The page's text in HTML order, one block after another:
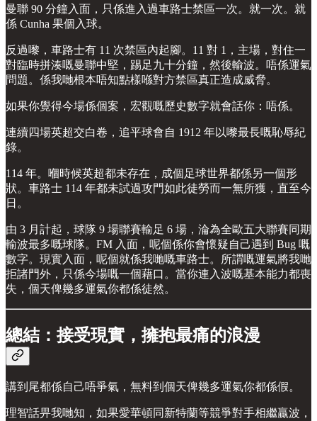
曼聯 90 分鐘入面，只係進入過車路士禁區一次。就一次。就
係 Cunha 果個入球。
反過嚟，車路士有 11 次禁區內起腳。11 對 1，主場，對住一
對臨時拼湊嘅曼聯中堅，踢足九十分鐘，然後輸波。唔係運氣
問題。係我哋根本唔知點樣喺對方禁區真正造成威脅。
如果你覺得今場係個案，宏觀嘅歷史數字就會話你：唔係。
連續四場英超交白卷，追平球會自 1912 年以嚟最長嘅恥辱紀
錄。
114 年。嗰時候英超都未存在，成個足球世界都係另一個形
狀。車路士 114 年都未試過攻門如此徒勞而一無所獲，直至今
日。
由 3 月計起，球隊 9 場聯賽輸足 6 場，淪為全歐五大聯賽同期
輸波最多嘅球隊。FM 入面，呢個係你會懷疑自己遇到 Bug 嘅
數字。現實入面，呢個就係我哋嘅車路士。所謂嘅運氣將我哋
拒諸門外，只係今場嘅一個藉口。當你連入波嘅基本能力都喪
失，個天俾幾多運氣你都係徒然。
總結：接受現實，擁抱最痛的浪漫
講到尾都係自己唔爭氣，無料到個天俾幾多運氣你都係假。
理智話畀我哋知，如果愛華頓同新特蘭等競爭對手相繼贏波，